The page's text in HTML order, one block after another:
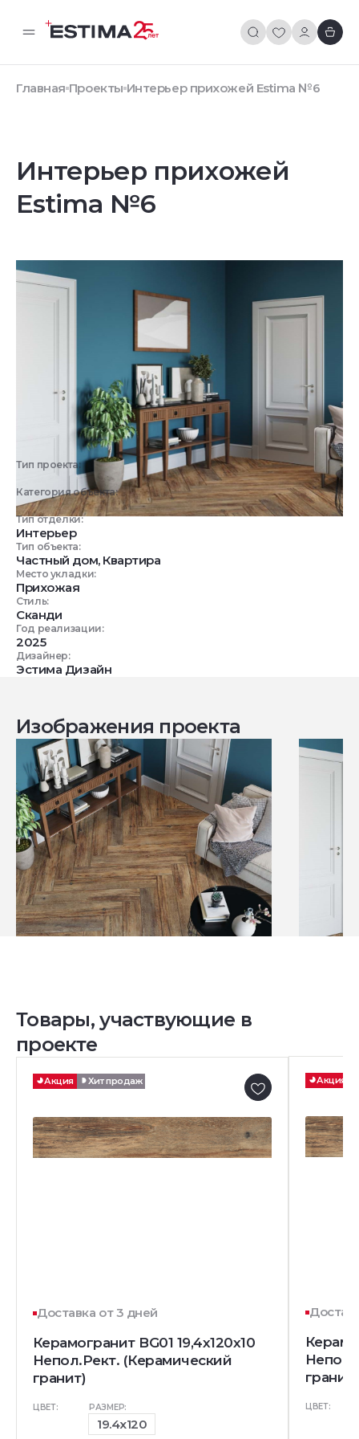
Главная Проекты Интерьер прихожей Estima №6
Интерьер прихожей
Estima №6
Тип проекта:
3D визуализация
Категория объекта:
Жилые объекты
Тип отделки:
Интерьер
Тип объекта:
Частный дом, Квартира
Место укладки:
Прихожая
Стиль:
Сканди
Год реализации:
2025
Дизайнер:
Эстима Дизайн
Изображения проекта
Товары, участвующие в
проекте
Акция Хит продаж
Доставка от 3 дней
Керамогранит BG01 19,4x120x10
Непол.Рект. (Керамический
гранит)
ЦВЕТ: РАЗМЕР:
19.4x120
Акция
гранит)
ЦВЕТ: